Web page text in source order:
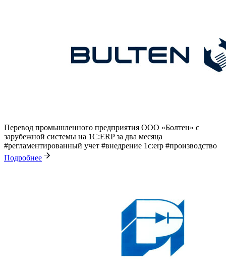
Перевод промышленного предприятия ООО «Болтен» с
зарубежной системы на 1С:ERP за два месяца
#регламентированный учет #внедрение 1с:erp #производство
Подробнее